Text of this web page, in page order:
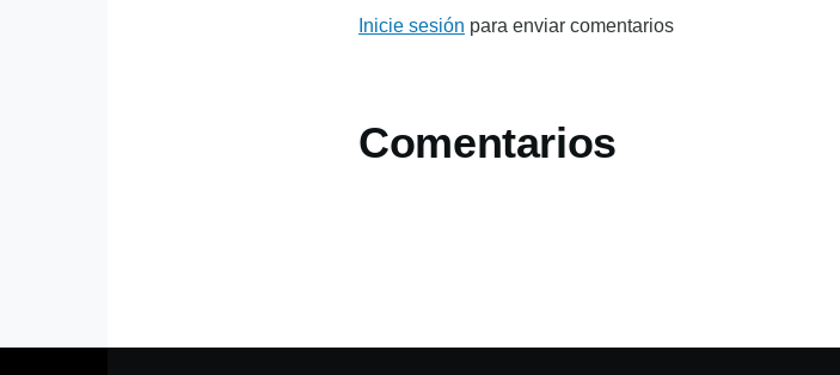
Inicie sesión para enviar comentarios
Comentarios